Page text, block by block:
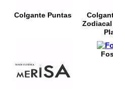
Colgante Puntas